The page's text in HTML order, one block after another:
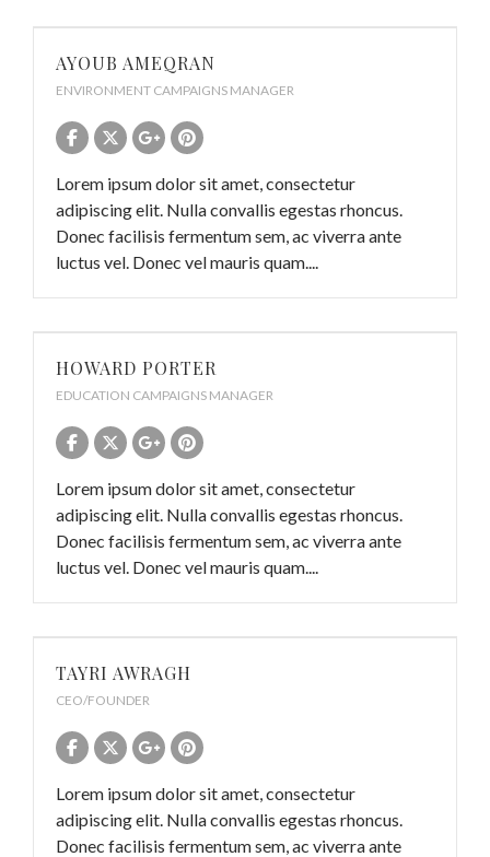
AYOUB AMEQRAN
ENVIRONMENT CAMPAIGNS MANAGER
Lorem ipsum dolor sit amet, consectetur
adipiscing elit. Nulla convallis egestas rhoncus.
Donec facilisis fermentum sem, ac viverra ante
luctus vel. Donec vel mauris quam....
HOWARD PORTER
EDUCATION CAMPAIGNS MANAGER
Lorem ipsum dolor sit amet, consectetur
adipiscing elit. Nulla convallis egestas rhoncus.
Donec facilisis fermentum sem, ac viverra ante
luctus vel. Donec vel mauris quam....
TAYRI AWRAGH
CEO/FOUNDER
Lorem ipsum dolor sit amet, consectetur
adipiscing elit. Nulla convallis egestas rhoncus.
Donec facilisis fermentum sem, ac viverra ante